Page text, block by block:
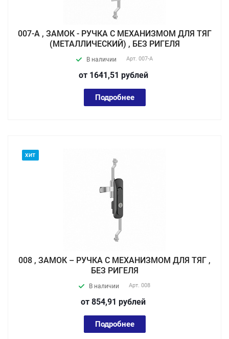
007-А , ЗАМОК - РУЧКА С МЕХАНИЗМОМ ДЛЯ ТЯГ
(МЕТАЛЛИЧЕСКИЙ) , БЕЗ РИГЕЛЯ
В наличии Арт. 007-А
от 1641,51 рублей
Подробнее
ХИТ
008 , ЗАМОК – РУЧКА С МЕХАНИЗМОМ ДЛЯ ТЯГ ,
БЕЗ РИГЕЛЯ
В наличии Арт. 008
от 854,91 рублей
Подробнее